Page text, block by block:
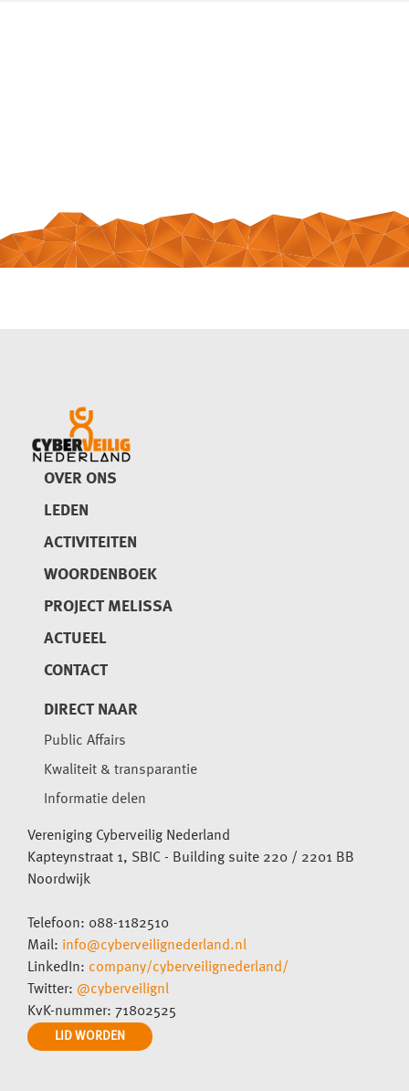
OVER ONS
LEDEN
ACTIVITEITEN
WOORDENBOEK
PROJECT MELISSA
ACTUEEL
CONTACT
DIRECT NAAR
Public Affairs
Kwaliteit & transparantie
Informatie delen
Vereniging Cyberveilig Nederland
Kapteynstraat 1, SBIC - Building suite 220 / 2201 BB
Noordwijk
Telefoon: 088-1182510
Mail: info@cyberveilignederland.nl
LinkedIn: company/cyberveilignederland/
Twitter: @cyberveilignl
KvK-nummer: 71802525
LID WORDEN